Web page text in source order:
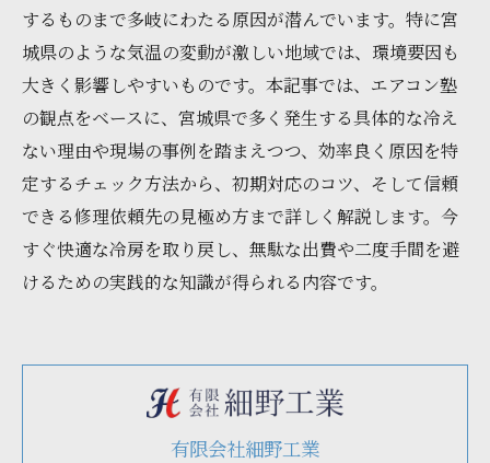
するものまで多岐にわたる原因が潜んでいます。特に宮
城県のような気温の変動が激しい地域では、環境要因も
大きく影響しやすいものです。本記事では、エアコン塾
の観点をベースに、宮城県で多く発生する具体的な冷え
ない理由や現場の事例を踏まえつつ、効率良く原因を特
定するチェック方法から、初期対応のコツ、そして信頼
できる修理依頼先の見極め方まで詳しく解説します。今
すぐ快適な冷房を取り戻し、無駄な出費や二度手間を避
けるための実践的な知識が得られる内容です。
有限会社細野工業